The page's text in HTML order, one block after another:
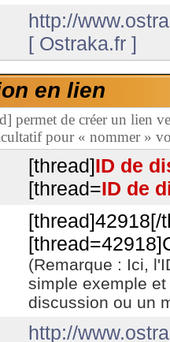
http://
[ Ostraka.fr ]
en lien
permet de créer un lien
pour « nommer »
[thread]ID de
[thread=ID de
[thread]42918[/
(Remarque : Ici,
simple exemple
discussion ou un
http://